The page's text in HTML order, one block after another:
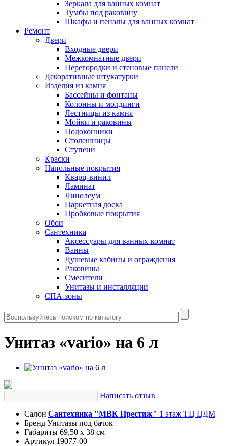
Зеркала для ванных комнат
Тумбы под раковину
Шкафы и пеналы для ванных комнат
Ремонт
Двери
Входные двери
Межкомнатные двери
Перегородки и стеновые панели
Декоративные штукатурки
Изделия из камня
Бассейны и фонтаны
Колонны и молдинги
Лестницы из камня
Мойки и раковины
Подоконники
Столешницы
Ступени
Краски
Напольные покрытия
Кварц-винил
Ламинат
Линолеум
Паркетная доска
Пробковые покрытия
Обои
Сантехника
Аксессуары для ванных комнат
Ванны
Душевые кабины и ограждения
Раковины
Смесители
Унитазы и инсталляции
СПА-зоны
Унитаз «vario» на 6 л
Написать отзыв
Салон Сантехника "МВК Престиж" 1 этаж ТЦ ЦДМ
Бренд Унитазы под бачок
Габариты 69,50 x 38 см
Артикул 19077-00